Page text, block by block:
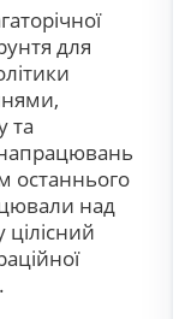
для
та
останнього
над